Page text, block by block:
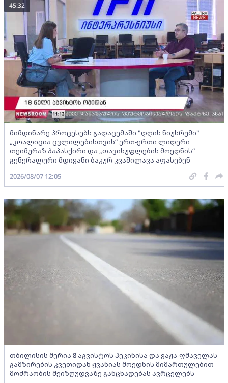
მიმდინარე პროცესებს გადაცემაში "დღის ნიუსრუმი"
„კოალიცია ცვლილებისთვის“ ერთ-ერთი ლიდერი
თეიმურაზ პაპასქირი და „თავისუფლების მოედნის“
გენერალური მდივანი ბაკურ კვაშილავა აფასებენ
45:32
2026/08/07 12:05
თბილისის მერია 8 აგვისტოს პეკინისა და ვაჟა-ფშაველას
გამზირების კვეთიდან ჟვანიას მოედნის მიმართულებით
მოძრაობის შეიზღუდვაზე განცხადებას ავრცელებს